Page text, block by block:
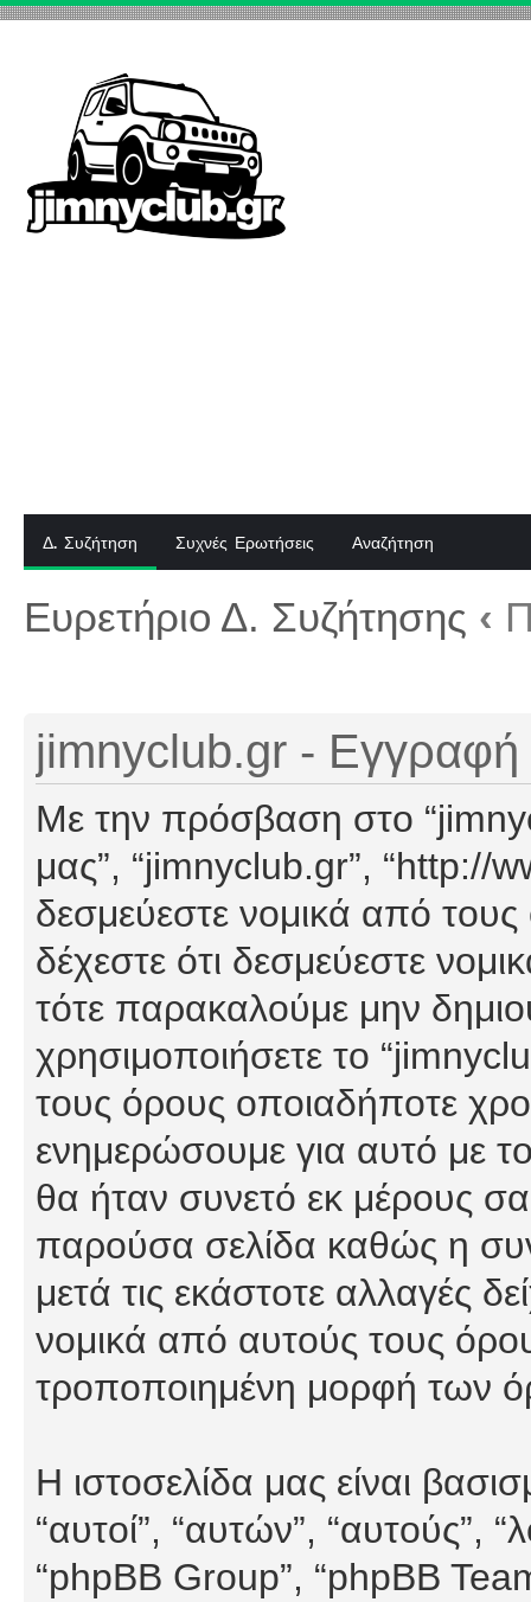
Δ. Συζήτηση Συχνές Ερωτήσεις Αναζήτηση
Ευρετήριο Δ. Συζήτησης ‹
jimnyclub.gr - Εγγραφή
Με την πρόσβαση στο
μας”, “jimnyclub.gr”, “http://
δεσμεύεστε νομικά από
δέχεστε ότι δεσμεύεστε
τότε παρακαλούμε μην
χρησιμοποιήσετε το
τους όρους οποιαδήποτε
ενημερώσουμε για αυτό με
θα ήταν συνετό εκ μέρους
παρούσα σελίδα καθώς η
μετά τις εκάστοτε αλλαγές
νομικά από αυτούς τους
τροποποιημένη μορφή των
Η ιστοσελίδα μας είναι
“αυτοί”, “αυτών”, “αυτούς”,
“phpBB Group”, “phpBB